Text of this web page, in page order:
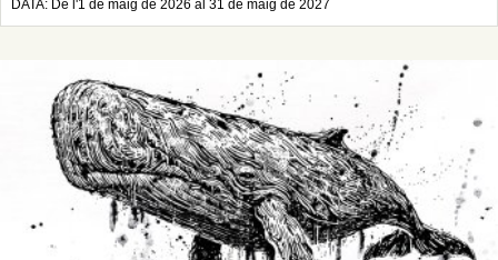
DATA: De l'1 de maig de 2026 al 31 de maig de 2027